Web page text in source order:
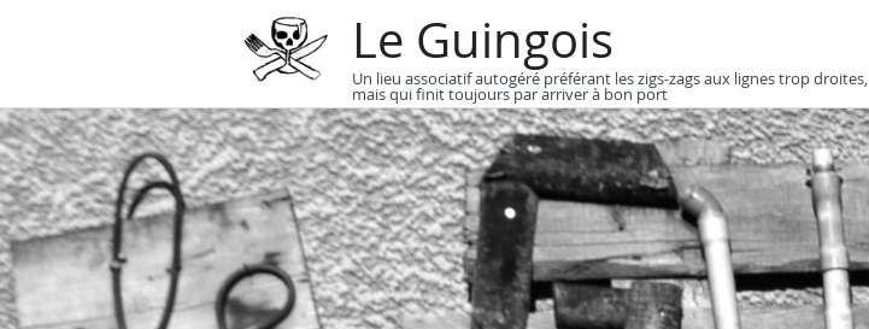
Le Guingois
Un lieu associatif autogéré préférant les zigs-zags aux lignes trop droites,
mais qui finit toujours par arriver à bon port